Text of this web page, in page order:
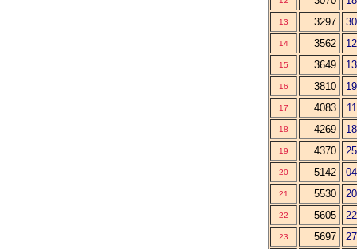
13 3297
14 3562
15 3649
16 3810
17 4083
18 4269
19 4370
20 5142
21 5530
22 5605
23 5697